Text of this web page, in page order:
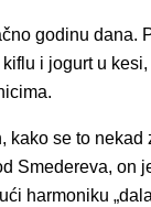
godinu dana.
i jogurt u
kako se to
Smedereva, on
harmoniku